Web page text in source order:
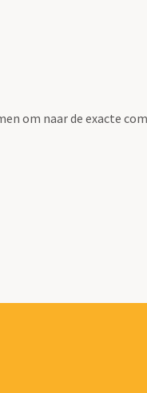
om naar de exacte